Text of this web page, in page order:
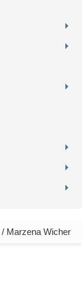
/ Marzena Wicher